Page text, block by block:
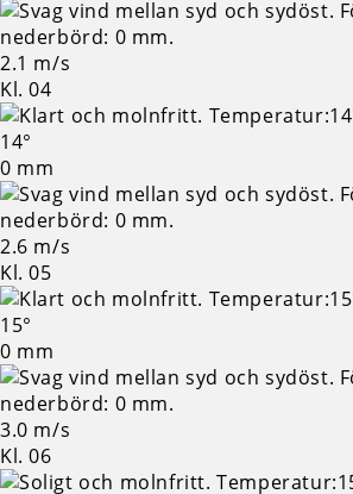
2.1 m/s
Kl. 04
14°
0 mm
2.6 m/s
Kl. 05
15°
0 mm
3.0 m/s
Kl. 06